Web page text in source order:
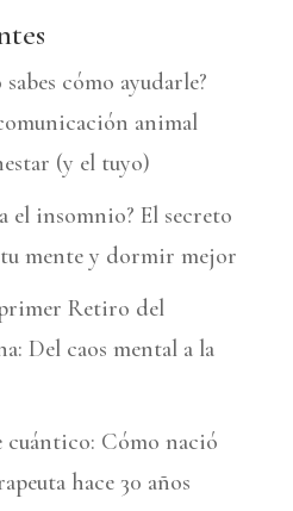
cómo ayudarle?
animal
(y el tuyo)
el insomnio? El secreto
mente y dormir mejor
Retiro del
Del caos mental a la
Cómo nació
hace 30 años